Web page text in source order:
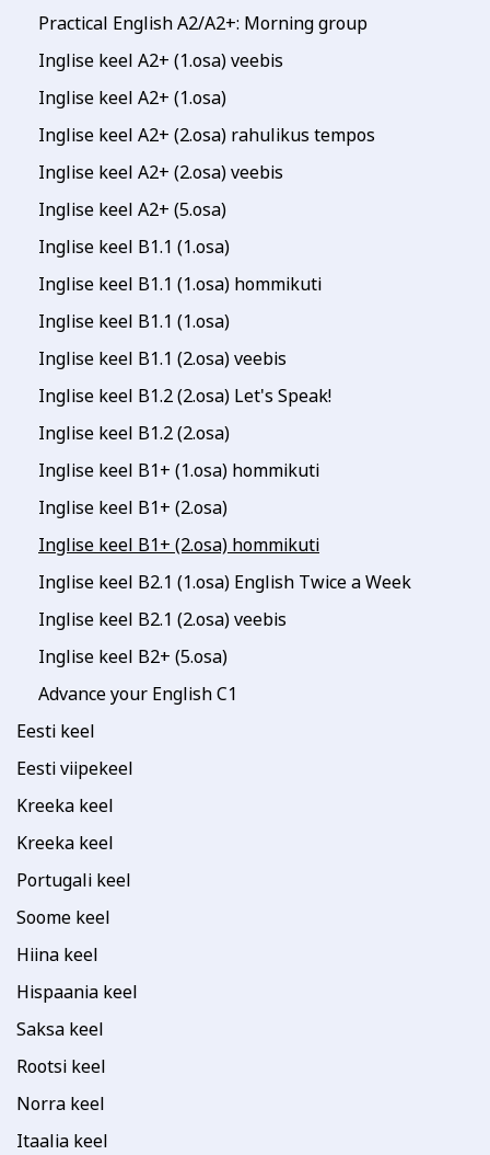
Practical English A2/A2+: Morning group
Inglise keel A2+ (1.osa) veebis
Inglise keel A2+ (1.osa)
Inglise keel A2+ (2.osa) rahulikus tempos
Inglise keel A2+ (2.osa) veebis
Inglise keel A2+ (5.osa)
Inglise keel B1.1 (1.osa)
Inglise keel B1.1 (1.osa) hommikuti
Inglise keel B1.1 (1.osa)
Inglise keel B1.1 (2.osa) veebis
Inglise keel B1.2 (2.osa) Let's Speak!
Inglise keel B1.2 (2.osa)
Inglise keel B1+ (1.osa) hommikuti
Inglise keel B1+ (2.osa)
Inglise keel B1+ (2.osa) hommikuti
Inglise keel B2.1 (1.osa) English Twice a Week
Inglise keel B2.1 (2.osa) veebis
Inglise keel B2+ (5.osa)
Advance your English C1
Eesti keel
Eesti viipekeel
Kreeka keel
Kreeka keel
Portugali keel
Soome keel
Hiina keel
Hispaania keel
Saksa keel
Rootsi keel
Norra keel
Itaalia keel